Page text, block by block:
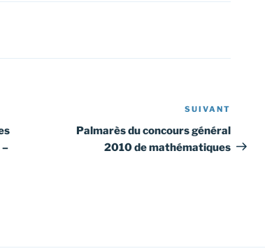
suivant
SUIVANT
Palmarès du concours général
2010 de mathématiques